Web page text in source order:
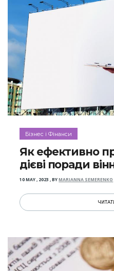
Бізнес і Фінанси
Як ефективно
дієві поради
10 MAY , 2023 ,BYMARIANNA SEMERENKO